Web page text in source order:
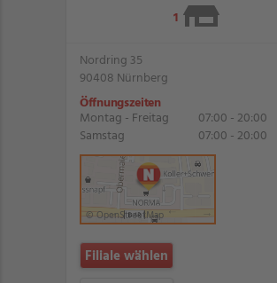
1
Nordring 35
90408 Nürnberg
Öffnungszeiten
Montag - Freitag
07:00 - 20:00
Samstag
07:00 - 20:00
© OpenStreetMap
Filiale wählen